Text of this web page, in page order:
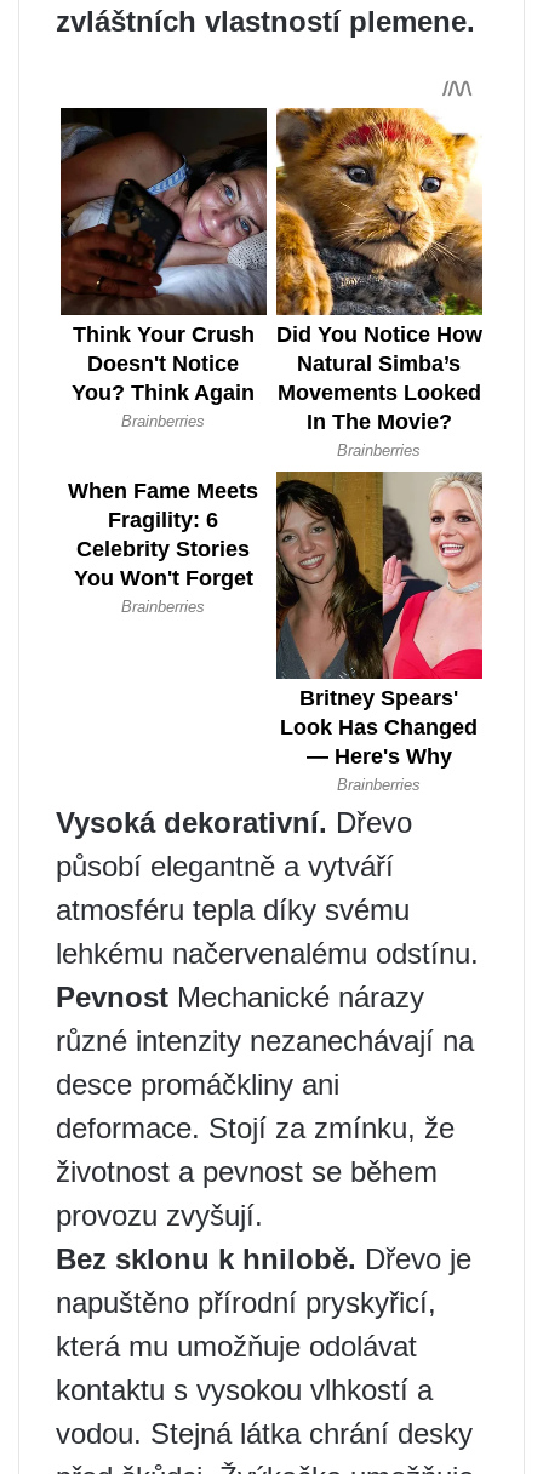
zvláštních vlastností plemene.
Vysoká dekorativní. Dřevo
působí elegantně a vytváří
atmosféru tepla díky svému
lehkému načervenalému odstínu.
Pevnost Mechanické nárazy
různé intenzity nezanechávají na
desce promáčkliny ani
deformace. Stojí za zmínku, že
životnost a pevnost se během
provozu zvyšují.
Bez sklonu k hnilobě. Dřevo je
napuštěno přírodní pryskyřicí,
která mu umožňuje odolávat
kontaktu s vysokou vlhkostí a
vodou. Stejná látka chrání desky